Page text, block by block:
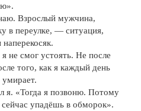
Взрослый мужчина,
в переулке, — ситуация,
не смог устоять. Не после
того, как я каждый день
я. «Тогда я позвоню. Потому
упадёшь в обморок».